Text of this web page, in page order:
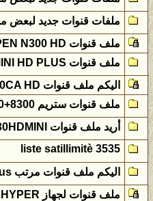
ملفات قنوات جديد لبعض
ملف قنوات CONDOR OPEN N300 HD
ملف قنوات GN-RS 8 MINI HD PLUS
اليكم ملف قنوات 7STAR 7300CA HD
ملف قنوات ستريم 8300+1100+اللودر مرتب ترتيب جيد
أريد ملف قنوات STARCOM8830HDMINI
liste satillimitè 3535
اليكم ملف قنوات مرتب 7star900plus مرتب بقوة
ملف قنوات لجهاز GEANT 2500 PLUS+SR8800 HD HYPER من اعداد الاخ الشرس